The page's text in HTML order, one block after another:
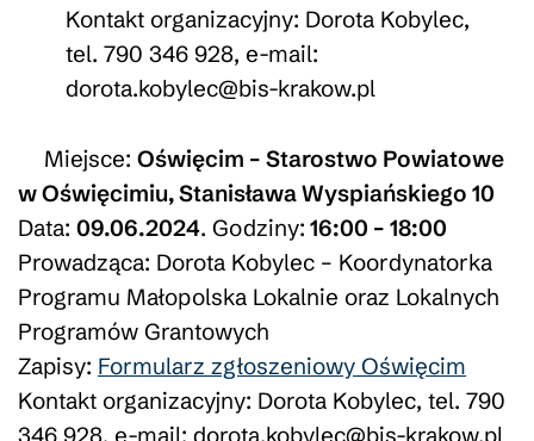
Kontakt organizacyjny: Dorota Kobylec,
tel. 790 346 928, e-mail:
dorota.kobylec@bis-krakow.pl
Miejsce: Oświęcim – Starostwo Powiatowe
w Oświęcimiu, Stanisława Wyspiańskiego 10
Data: 09.06.2024. Godziny: 16:00 – 18:00
Prowadząca: Dorota Kobylec – Koordynatorka
Programu Małopolska Lokalnie oraz Lokalnych
Programów Grantowych
Zapisy: Formularz zgłoszeniowy Oświęcim
Kontakt organizacyjny: Dorota Kobylec, tel. 790
346 928, e-mail: dorota.kobylec@bis-krakow.pl